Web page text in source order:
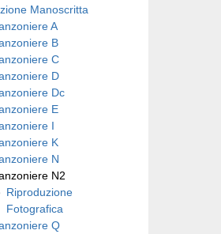
Manoscritta
A
B
C
D
Dc
E
I
K
N
N2
Riproduzione
Fotografica
Q